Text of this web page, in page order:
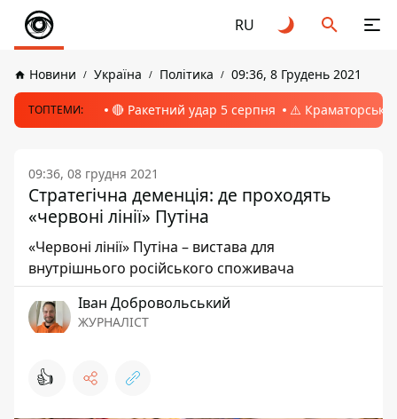
RU
Новини Україна Політика 09:36, 8 Грудень 2021
ТОПТЕМИ: 🔴 Ракетний удар 5 серпня ⚠️ Краматорськ,
09:36, 08 грудня 2021
Стратегічна деменція: де проходять
«червоні лінії» Путіна
«Червоні лінії» Путіна – вистава для
внутрішнього російського споживача
Іван Добровольський
ЖУРНАЛІСТ
👍